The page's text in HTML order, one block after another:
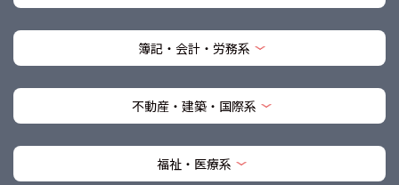
簿記・会計・労務系
不動産・建築・国際系
福祉・医療系